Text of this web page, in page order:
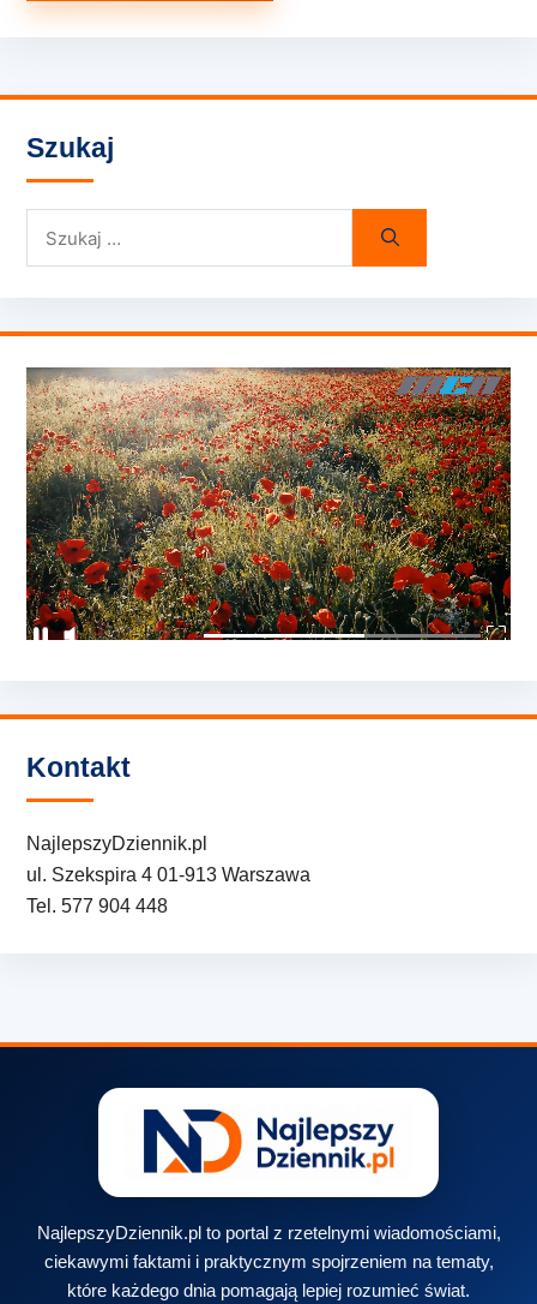
Szukaj
Kontakt
NajlepszyDziennik.pl
ul. Szekspira 4 01-913 Warszawa
Tel. 577 904 448
NajlepszyDziennik.pl to portal z rzetelnymi wiadomościami,
ciekawymi faktami i praktycznym spojrzeniem na tematy,
które każdego dnia pomagają lepiej rozumieć świat.